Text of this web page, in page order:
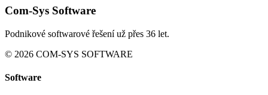
Com-Sys Software
Podnikové softwarové řešení už přes 36 let.
© 2026 COM-SYS SOFTWARE
Software